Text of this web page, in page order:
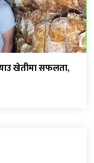
खेतीमा सफलता,